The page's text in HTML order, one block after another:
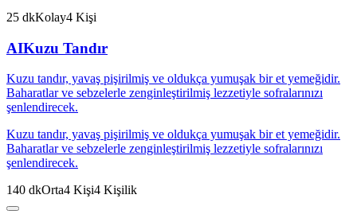
25 dkKolay4 Kişi
AIKuzu Tandır
Kuzu tandır, yavaş pişirilmiş ve oldukça yumuşak bir et yemeğidir.
Baharatlar ve sebzelerle zenginleştirilmiş lezzetiyle sofralarınızı
şenlendirecek.
Kuzu tandır, yavaş pişirilmiş ve oldukça yumuşak bir et yemeğidir.
Baharatlar ve sebzelerle zenginleştirilmiş lezzetiyle sofralarınızı
şenlendirecek.
140 dkOrta4 Kişi4 Kişilik